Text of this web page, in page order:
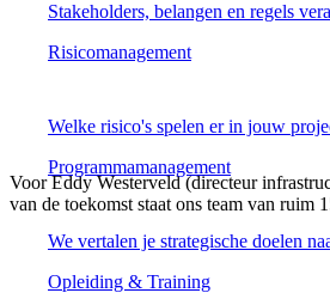
Stakeholders, belangen en regels
Risicomanagement
Welke risico's spelen er in jouw
Programmamanagement
We vertalen je strategische doelen
Opleiding & Training
Voor Eddy Westerveld (directeur
van de toekomst staat ons team van ruim